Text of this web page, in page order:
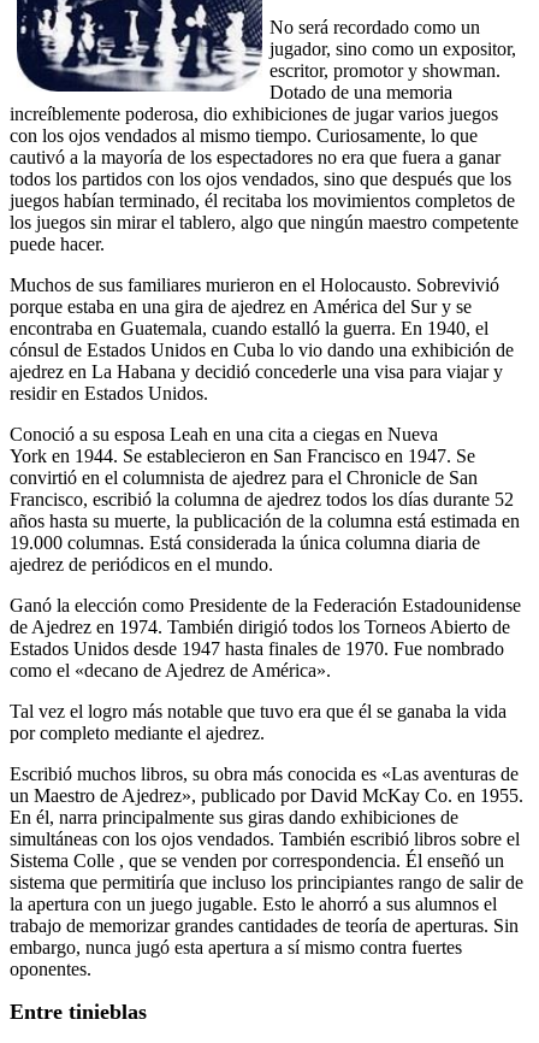
No será recordado como un
jugador, sino como un expositor,
escritor, promotor y showman.
Dotado de una memoria
increíblemente poderosa, dio exhibiciones de jugar varios juegos
con los ojos vendados al mismo tiempo. Curiosamente, lo que
cautivó a la mayoría de los espectadores no era que fuera a ganar
todos los partidos con los ojos vendados, sino que después que los
juegos habían terminado, él recitaba los movimientos completos de
los juegos sin mirar el tablero, algo que ningún maestro competente
puede hacer.
Muchos de sus familiares murieron en el Holocausto. Sobrevivió
porque estaba en una gira de ajedrez en América del Sur y se
encontraba en Guatemala, cuando estalló la guerra. En 1940, el
cónsul de Estados Unidos en Cuba lo vio dando una exhibición de
ajedrez en La Habana y decidió concederle una visa para viajar y
residir en Estados Unidos.
Conoció a su esposa Leah en una cita a ciegas en Nueva
York en 1944. Se establecieron en San Francisco en 1947. Se
convirtió en el columnista de ajedrez para el Chronicle de San
Francisco, escribió la columna de ajedrez todos los días durante 52
años hasta su muerte, la publicación de la columna está estimada en
19.000 columnas. Está considerada la única columna diaria de
ajedrez de periódicos en el mundo.
Ganó la elección como Presidente de la Federación Estadounidense
de Ajedrez en 1974. También dirigió todos los Torneos Abierto de
Estados Unidos desde 1947 hasta finales de 1970. Fue nombrado
como el «decano de Ajedrez de América».
Tal vez el logro más notable que tuvo era que él se ganaba la vida
por completo mediante el ajedrez.
Escribió muchos libros, su obra más conocida es «Las aventuras de
un Maestro de Ajedrez», publicado por David McKay Co. en 1955.
En él, narra principalmente sus giras dando exhibiciones de
simultáneas con los ojos vendados. También escribió libros sobre el
Sistema Colle , que se venden por correspondencia. Él enseñó un
sistema que permitiría que incluso los principiantes rango de salir de
la apertura con un juego jugable. Esto le ahorró a sus alumnos el
trabajo de memorizar grandes cantidades de teoría de aperturas. Sin
embargo, nunca jugó esta apertura a sí mismo contra fuertes
oponentes.
Entre tinieblas